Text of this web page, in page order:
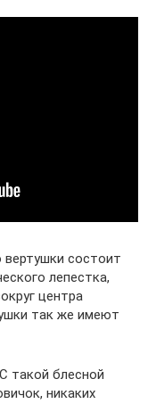
вертушки состоит
лепестка,
центра
так же имеют
такой блесной
никаких